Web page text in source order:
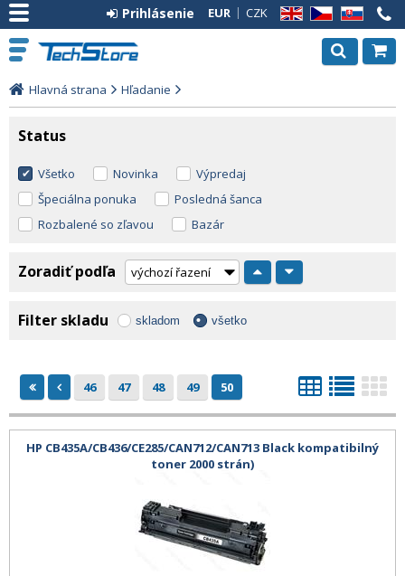
EN CZ SK
EUR CZK
Prihlásenie
Hlavná strana Hľadanie
Status
Všetko Novinka
Výpredaj
Špeciálna ponuka
Posledná šanca
Rozbalené so zľavou
Bazár
Zoradiť podľa
Filter skladu skladom všetko
46 47 48 49 50
HP CB435A/CB436/CE285/CAN712/CAN713 Black kompatibilný
toner 2000 strán)